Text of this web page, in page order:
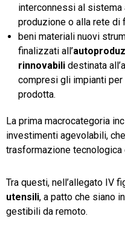
interconnessi al
produzione o alla rete di
beni materiali nuovi
finalizzati all’
rinnovabili destinata
compresi gli impianti
prodotta.
La prima macrocategoria
investimenti agevolabili,
trasformazione
Tra questi, nell’allegato IV
utensili, a patto che siano
gestibili da remoto.